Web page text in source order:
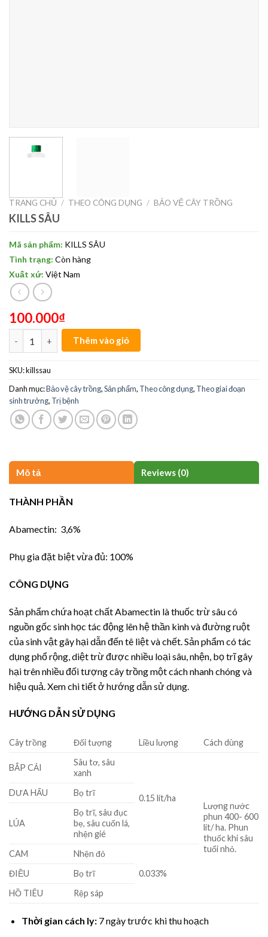
TRANG CHỦ / THEO CÔNG DỤNG / BẢO VỆ CÂY TRỒNG
KILLS SÂU
Mã sản phẩm: KILLS SÂU
Tình trạng: Còn hàng
Xuất xứ: Việt Nam
100.000₫
KILLS SÂU quantityThêm vào giỏ
SKU:killssau
Danh mục:Bảo vệ cây trồng,Sản phẩm, Theo công dụng, Theo giai đoạn
sinh trưởng, Trị bệnh
Mô tả Reviews (0)
THÀNH PHẦN
Abamectin: 3,6%
Phụ gia đặt biệt vừa đủ: 100%
CÔNG DỤNG
Sản phẩm chứa hoạt chất Abamectin là thuốc trừ sâu có
nguồn gốc sinh học tác động lên hệ thần kinh và đường ruột
của sinh vật gây hại dẫn đến tê liệt và chết. Sản phẩm có tác
dụng phổ rộng, diệt trừ được nhiều loại sâu, nhện, bọ trĩ gây
hại trên nhiều đối tượng cây trồng một cách nhanh chóng và
hiệu quả. Xem chi tiết ở hướng dẫn sử dụng.
HƯỚNG DẪN SỬ DỤNG
Cây trồng Đối tượng Liều lượng Cách dùng
BẮP CẢI
Sâu tơ, sâu
xanh
0.15 lít/ha
Lượng nước
phun 400- 600
lít/ ha. Phun
thuốc khi sâu
tuổi nhỏ.
DƯA HẤU Bọ trĩ
LÚA
Bọ trĩ, sâu đục
bẹ, sâu cuốn lá,
nhện gié
CAM
Nhện đỏ
0.033%
ĐIỀU
Bọ trĩ
HỒ TIÊU
Rệp sáp
Thời gian cách ly:7 ngày trước khi thu hoạch